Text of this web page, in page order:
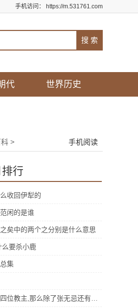
手机访问： https://m.531761.com
代 世界历史
> 手机阅读
行
收回伊犁的
闲的是谁
矣中的两个之分别是什么意思
要杀小鹿
集